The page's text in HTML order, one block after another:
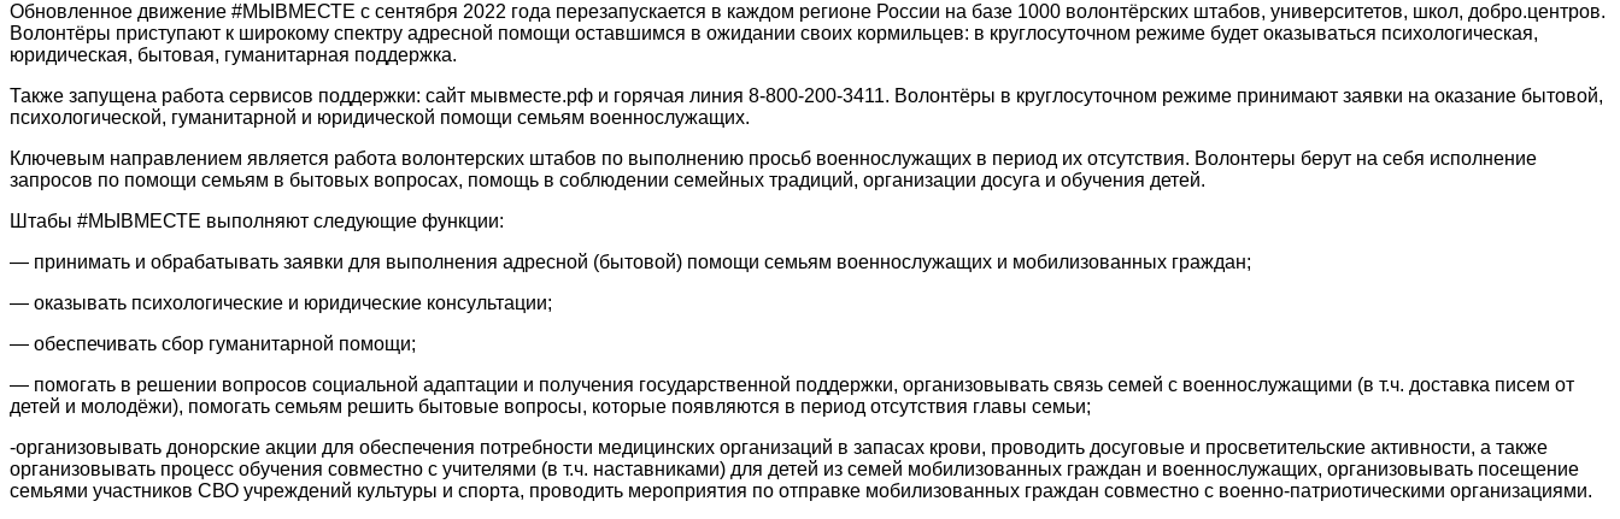
Обновленное движение #МЫВМЕСТЕ с сентября 2022 года перезапускается в каждом регионе России на базе 1000 волонтёрских штабов, университетов, школ, добро.центров.
Волонтёры приступают к широкому спектру адресной помощи оставшимся в ожидании своих кормильцев: в круглосуточном режиме будет оказываться психологическая,
юридическая, бытовая, гуманитарная поддержка.
Также запущена работа сервисов поддержки: сайт мывместе.рф и горячая линия 8-800-200-3411. Волонтёры в круглосуточном режиме принимают заявки на оказание бытовой,
психологической, гуманитарной и юридической помощи семьям военнослужащих.
Ключевым направлением является работа волонтерских штабов по выполнению просьб военнослужащих в период их отсутствия. Волонтеры берут на себя исполнение
запросов по помощи семьям в бытовых вопросах, помощь в соблюдении семейных традиций, организации досуга и обучения детей.
Штабы #МЫВМЕСТЕ выполняют следующие функции:
— принимать и обрабатывать заявки для выполнения адресной (бытовой) помощи семьям военнослужащих и мобилизованных граждан;
— оказывать психологические и юридические консультации;
— обеспечивать сбор гуманитарной помощи;
— помогать в решении вопросов социальной адаптации и получения государственной поддержки, организовывать связь семей с военнослужащими (в т.ч. доставка писем от
детей и молодёжи), помогать семьям решить бытовые вопросы, которые появляются в период отсутствия главы семьи;
-организовывать донорские акции для обеспечения потребности медицинских организаций в запасах крови, проводить досуговые и просветительские активности, а также
организовывать процесс обучения совместно с учителями (в т.ч. наставниками) для детей из семей мобилизованных граждан и военнослужащих, организовывать посещение
семьями участников СВО учреждений культуры и спорта, проводить мероприятия по отправке мобилизованных граждан совместно с военно-патриотическими организациями.